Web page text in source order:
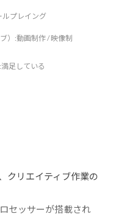
ルプレイング
）:動画制作 / 映像制
:満足している
クリエイティブ作業の
セッサーが搭載され